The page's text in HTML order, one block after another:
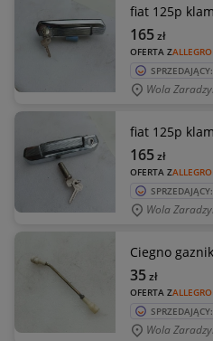
fiat 125p
OFERTA ZALLEGRO
165zł
Wola
fiat 125p
OFERTA ZALLEGRO
165zł
Wola
Ciegno
OFERTA ZALLEGRO
35zł
Wola